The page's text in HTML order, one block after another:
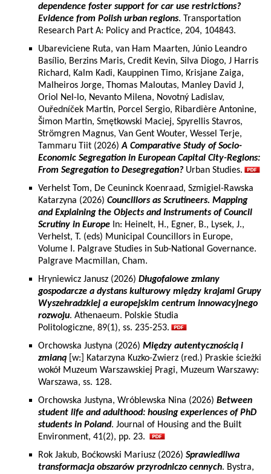
dependence foster support for car use restrictions?
Evidence from Polish urban regions. Transportation
Research Part A: Policy and Practice, 204, 104843.
Ubareviciene Ruta, van Ham Maarten, Júnio Leandro
Basílio, Berzins Maris, Credit Kevin, Silva Diogo, J Harris
Richard, Kalm Kadi, Kauppinen Timo, Krisjane Zaiga,
Malheiros Jorge, Thomas Maloutas, Manley David J,
Oriol Nel-lo, Nevanto Milena, Novotný Ladislav,
Ouředníček Martin, Porcel Sergio, Ribardière Antonine,
Šimon Martin, Smętkowski Maciej, Spyrellis Stavros,
Strömgren Magnus, Van Gent Wouter, Wessel Terje,
Tammaru Tiit (2026)A Comparative Study of Socio-
Economic Segregation in European Capital City-Regions:
From Segregation to Desegregation? Urban Studies.
Verhelst Tom, De Ceuninck Koenraad, Szmigiel-Rawska
Katarzyna (2026) Councillors as Scrutineers. Mapping
and Explaining the Objects and Instruments of Council
Scrutiny in Europe In: Heinelt, H., Egner, B., Lysek, J.,
Verhelst, T. (eds) Municipal Councillors in Europe,
Volume I. Palgrave Studies in Sub-National Governance.
Palgrave Macmillan, Cham.
Hryniewicz Janusz (2026) Długofalowe zmiany
gospodarcze a dystans kulturowy między krajami Grupy
Wyszehradzkiej a europejskim centrum innowacyjnego
rozwoju. Athenaeum. Polskie Studia
Politologiczne, 89(1), ss. 235-253.
Orchowska Justyna (2026) Między autentycznością i
zmianą [w:] Katarzyna Kuzko-Zwierz (red.) Praskie ścieżki
wokół Muzeum Warszawskiej Pragi, Muzeum Warszawy:
Warszawa, ss. 128.
Orchowska Justyna, Wróblewska Nina (2026) Between
student life and adulthood: housing experiences of PhD
students in Poland. Journal of Housing and the Built
Environment, 41(2), pp. 23.
Rok Jakub, Boćkowski Mariusz (2026) Sprawiedliwa
transformacja obszarów przyrodniczo cennych. Bystra,